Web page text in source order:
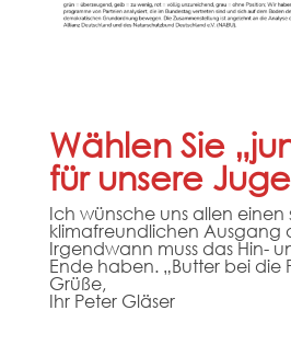
Wählen Sie
für unsere
Ich wünsche uns allen einen
klimafreundlichen Ausgang
Irgendwann muss das Hin-
Ende haben. „Butter bei die
Grüße,
Ihr Peter Gläser